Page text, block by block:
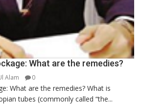
What are the remedies?
Alam 0
What are the remedies? What is
tubes (commonly called “the...